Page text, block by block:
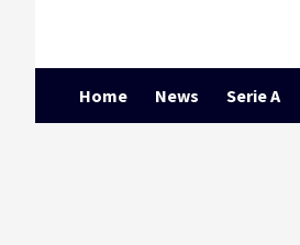
Home News Serie A